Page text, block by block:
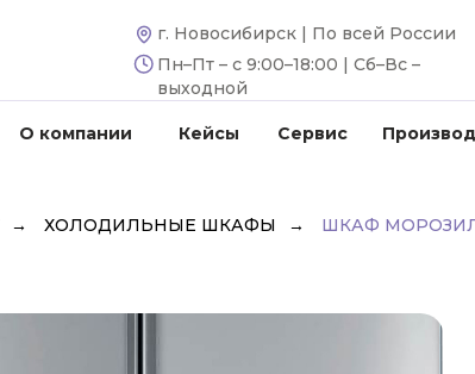
О компании Кейсы Сервис
Пн–Пт – с 9:00–18:00 | Сб–Вс –
выходной
г. Новосибирск | По всей России
→ ХОЛОДИЛЬНЫЕ ШКАФЫ → ШКАФ